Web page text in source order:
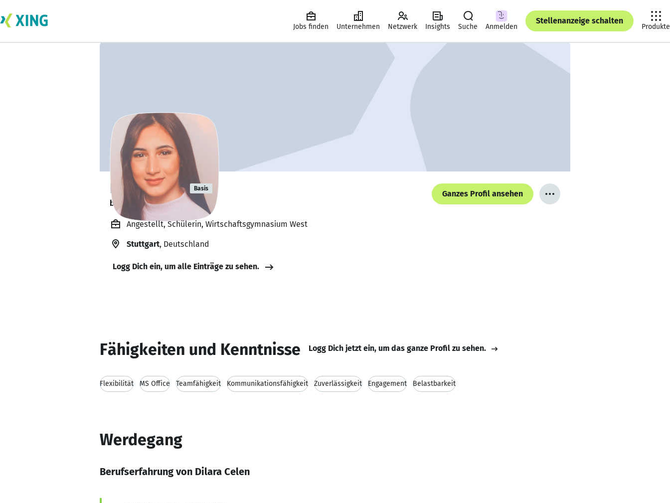
Jobs finden Unternehmen Netzwerk Insights Suche Anmelden
Stellenanzeige schalten
Produkte
Dilara Celen Basis
bildet sich zurzeit weiter. 🎓
Ganzes Profil ansehen
Angestellt, Schülerin, Wirtschaftsgymnasium West
Stuttgart, Deutschland
Logg Dich ein, um alle Einträge zu sehen.
Fähigkeiten und Kenntnisse Logg Dich jetzt ein, um das ganze Profil zu sehen.
Flexibilität MS Office Teamfähigkeit Kommunikationsfähigkeit Zuverlässigkeit Engagement Belastbarkeit
Werdegang
Berufserfahrung von Dilara Celen